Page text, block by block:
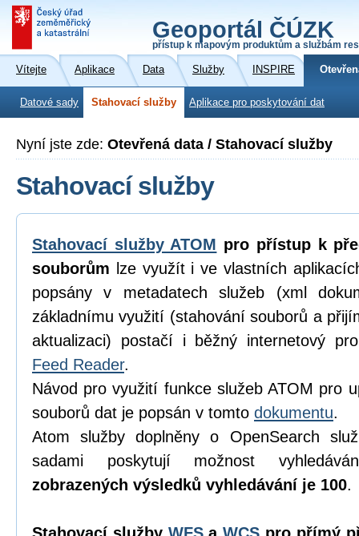
Geoportál ČÚZK
přístup k mapovým produktům a službám
Vítejte Aplikace Data Služby INSPIRE
Datové sady Stahovací služby Aplikace pro poskytování dat
Nyní jste zde: Otevřená data / Stahovací služby
Stahovací služby
Stahovací služby ATOM pro přístup k
souborům lze využít i ve vlastních
popsány v metadatech služeb (xml
základnímu využití (stahování souborů a
aktualizaci) postačí i běžný internetový
Feed Reader.
Návod pro využití funkce služeb ATOM pro
souborů dat je popsán v tomto dokumentu.
Atom služby doplněny o OpenSearch
sadami poskytují možnost
zobrazených výsledků vyhledávání je 100.